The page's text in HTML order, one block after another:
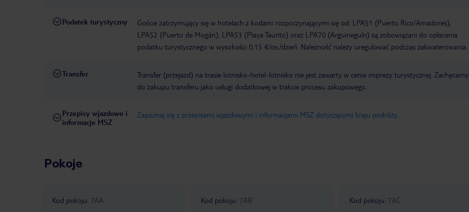
Podatek turystyczny
Goście zatrzymujący się w hotelach z kodami rozpoczynającymi się od: LPA51 (Puerto Rico/Amadores),
LPA52 (Puerto de Mogán), LPA53 (Playa Taurito) oraz LPA70 (Arguineguín) są zobowiązani do opłacenia
podatku turystycznego w wysokości 0,15 €/os./dzień. Należność należy uregulować podczas zakwaterowania.
Transfer
Transfer (przejazd) na trasie lotnisko-hotel-lotnisko nie jest zawarty w cenie imprezy turystycznej. Zachęcamy
do zakupu transferu jako usługi dodatkowej w trakcie procesu zakupowego.
Przepisy wjazdowe i
informacje MSZ
Zapoznaj się z przepisami wjazdowymi i informacjami MSZ dotyczącymi kraju podróży.
Pokoje
Kod pokoju: 7AA Kod pokoju: 7AB Kod pokoju: 7AC